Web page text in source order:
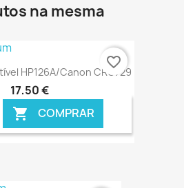
na mesma
HP126A/Canon CRG729
17,50 €
 COMPRAR
favorite_border